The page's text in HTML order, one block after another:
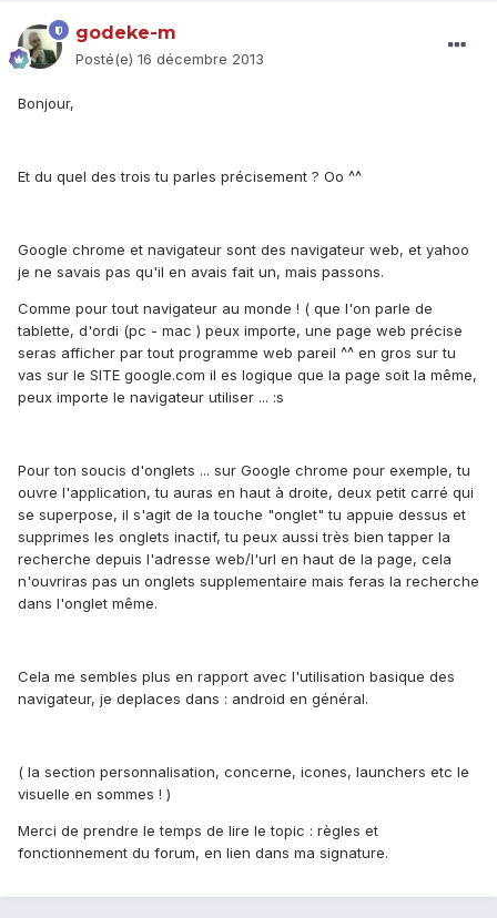
godeke-m
Posté(e) 16 décembre 2013
Bonjour,
Et du quel des trois tu parles précisement ? Oo ^^
Google chrome et navigateur sont des navigateur web, et yahoo
je ne savais pas qu'il en avais fait un, mais passons.
Comme pour tout navigateur au monde ! ( que l'on parle de
tablette, d'ordi (pc - mac ) peux importe, une page web précise
seras afficher par tout programme web pareil ^^ en gros sur tu
vas sur le SITE google.com il es logique que la page soit la même,
peux importe le navigateur utiliser ... :s
Pour ton soucis d'onglets ... sur Google chrome pour exemple, tu
ouvre l'application, tu auras en haut à droite, deux petit carré qui
se superpose, il s'agit de la touche "onglet" tu appuie dessus et
supprimes les onglets inactif, tu peux aussi très bien tapper la
recherche depuis l'adresse web/l'url en haut de la page, cela
n'ouvriras pas un onglets supplementaire mais feras la recherche
dans l'onglet même.
Cela me sembles plus en rapport avec l'utilisation basique des
navigateur, je deplaces dans : android en général.
( la section personnalisation, concerne, icones, launchers etc le
visuelle en sommes ! )
Merci de prendre le temps de lire le topic : règles et
fonctionnement du forum, en lien dans ma signature.